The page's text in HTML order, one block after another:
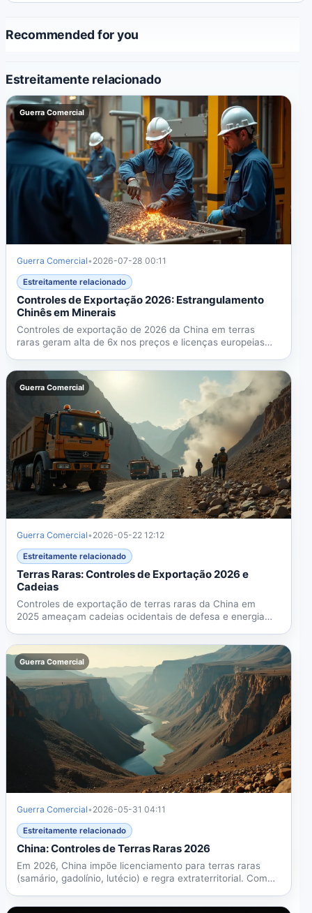
Recommended for you
Estreitamente relacionado
Guerra Comercial
Guerra Comercial• 2026-07-28 00:11
Estreitamente relacionado
Controles de Exportação 2026: Estrangulamento
Chinês em Minerais
Controles de exportação de 2026 da China em terras
raras geram alta de 6x nos preços e licenças europeias
Guerra Comercial
Guerra Comercial• 2026-05-22 12:12
Estreitamente relacionado
Terras Raras: Controles de Exportação 2026 e
Cadeias
Controles de exportação de terras raras da China em
2025 ameaçam cadeias ocidentais de defesa e energia
Guerra Comercial
Guerra Comercial• 2026-05-31 04:11
Estreitamente relacionado
China: Controles de Terras Raras 2026
Em 2026, China impõe licenciamento para terras raras
(samário, gadolínio, lutécio) e regra extraterritorial. Com